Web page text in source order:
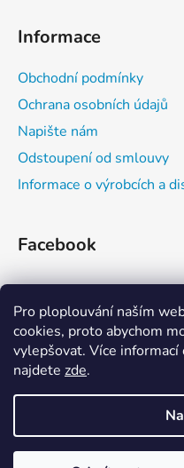
Pro ploplouvání naším
cookies, proto abychom
vylepšovat. Více
najdete zde.
Zboží, které nemáme aktuálně
Informace
Obchodní podmínky
Ochrana osobních údajů
Napište nám
Odstoupení od smlouvy
Informace o výrobcích a
Facebook
Zažijvodu